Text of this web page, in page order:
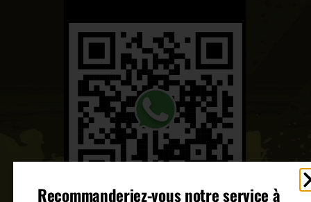
Recommanderiez-vous notre service à